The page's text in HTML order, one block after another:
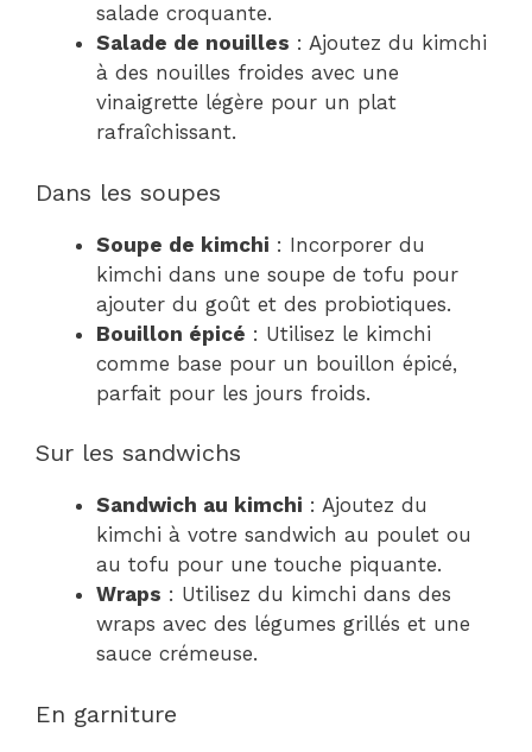
salade croquante.
Salade de nouilles : Ajoutez du kimchi
à des nouilles froides avec une
vinaigrette légère pour un plat
rafraîchissant.
Dans les soupes
Soupe de kimchi : Incorporer du
kimchi dans une soupe de tofu pour
ajouter du goût et des probiotiques.
Bouillon épicé : Utilisez le kimchi
comme base pour un bouillon épicé,
parfait pour les jours froids.
Sur les sandwichs
Sandwich au kimchi : Ajoutez du
kimchi à votre sandwich au poulet ou
au tofu pour une touche piquante.
Wraps : Utilisez du kimchi dans des
wraps avec des légumes grillés et une
sauce crémeuse.
En garniture